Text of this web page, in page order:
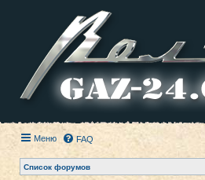
Меню FAQ
Список форумов